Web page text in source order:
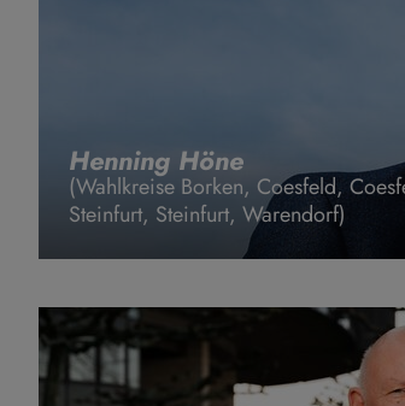
Henning Höne
(Wahlkreise Borken, Coesfeld,
Steinfurt, Steinfurt, Warendorf)